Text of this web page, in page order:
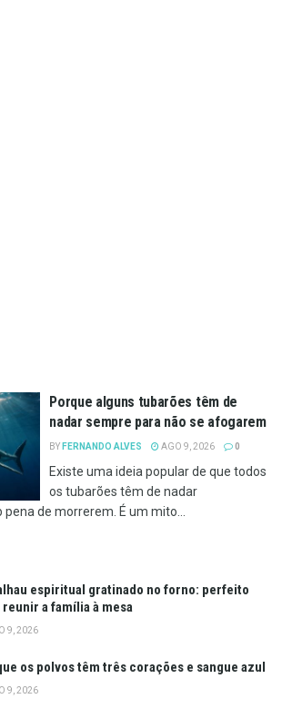
Porque alguns tubarões têm de
nadar sempre para não se afogarem
BY FERNANDO ALVES AGO 9, 2026 0
Existe uma ideia popular de que todos
os tubarões têm de nadar
de morrerem. É um mito...
espiritual gratinado no forno: perfeito
reunir a família à mesa
9, 2026
os polvos têm três corações e sangue azul
9, 2026